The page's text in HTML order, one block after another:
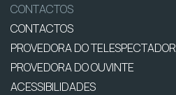
CONTACTOS
CONTACTOS
PROVEDORA DO TELESPECTADOR
PROVEDORA DO OUVINTE
ACESSIBILIDADES